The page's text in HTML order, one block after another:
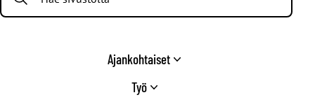
Ajankohtaiset
Työ